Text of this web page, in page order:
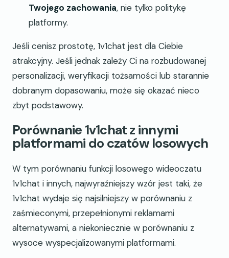
Twojego zachowania, nie tylko politykę
platformy.
Jeśli cenisz prostotę, 1v1chat jest dla Ciebie
atrakcyjny. Jeśli jednak zależy Ci na rozbudowanej
personalizacji, weryfikacji tożsamości lub starannie
dobranym dopasowaniu, może się okazać nieco
zbyt podstawowy.
Porównanie 1v1chat z innymi
platformami do czatów losowych
W tym porównaniu funkcji losowego wideoczatu
1v1chat i innych, najwyraźniejszy wzór jest taki, że
1v1chat wydaje się najsilniejszy w porównaniu z
zaśmieconymi, przepełnionymi reklamami
alternatywami, a niekoniecznie w porównaniu z
wysoce wyspecjalizowanymi platformami.